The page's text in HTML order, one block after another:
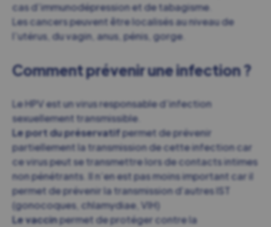
cas d’immunodépression et de tabagisme.
Les cancers peuvent être localisés au niveau de
l’utérus, du vagin, anus, pénis, gorge.
Comment prévenir une infection ?
Le HPV est un virus responsable d’infection
sexuellement transmissible.
Le port du préservatifpermet de prévenir
partiellement la transmission de cette infection car
ce virus peut se transmettre lors de contacts intimes
non pénétrants. Il n’en est pas moins important car il
permet de prévenir la transmission d‘autres IST
(gonocoques, chlamydiae, VIH)
Le vaccinpermet de protéger contre la